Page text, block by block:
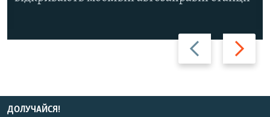
Назад Вперед
ДОЛУЧАЙСЯ!